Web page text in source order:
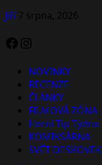
Jiří7 srpna, 2026
Facebook
Instagram
NOVINKY
RECENZE
ČLÁNKY
FILMOVÁ ZÓNA
Herní Tip Týdne
KOMIKSÁRNA
SVĚT DESKOVEK